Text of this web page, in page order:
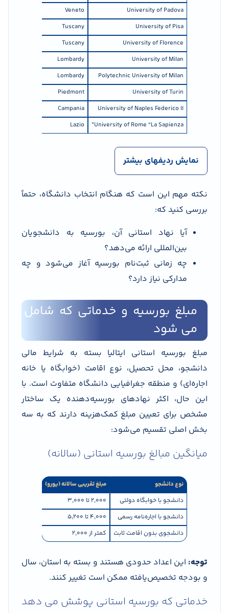
University of Padova
Veneto
University of Pisa
Tuscany
University of Florence
Tuscany
University of Milan
Lombardy
Polytechnic University of Milan
Lombardy
University of Turin
Piedmont
University of Naples Federico II
Campania
University of Rome “La Sapienza”
Lazio
نمایش ردیفهای بیشتر
نکته مهم این است که هنگام انتخاب دانشگاه، حتماً
بررسی کنید که:
آیا نهاد استانی آن، بورسیه به دانشجویان
بین‌المللی ارائه می‌دهد؟
چه زمانی ثبت‌نام بورسیه آغاز می‌شود و چه
مدارکی نیاز دارد؟
مبلغ بورسیه و خدماتی که شامل
می شود
مبلغ بورسیه استانی ایتالیا بسته به شرایط مالی
دانشجو، محل تحصیل، نوع اقامت (خوابگاه یا خانه
اجاره‌ای) و منطقه جغرافیایی دانشگاه متفاوت است. با
این حال، اکثر نهادهای بورسیه‌دهنده یک ساختار
مشخص برای تعیین مبلغ کمک‌هزینه دارند که به سه
بخش اصلی تقسیم می‌شود:
میانگین مبالغ بورسیه استانی (سالانه)
نوع دانشجو
مبلغ تقریبی سالانه (یورو)
دانشجو با خوابگاه دولتی
2,000 تا 3,000
دانشجو با اجاره‌نامه رسمی
4,000 تا 5,200
دانشجوی بدون اقامت ثابت
کمتر از 2,000
توجه: این اعداد حدودی هستند و بسته به استان، سال
و بودجه تخصیص‌یافته ممکن است تغییر کنند.
خدماتی که بورسیه استانی پوشش می دهد